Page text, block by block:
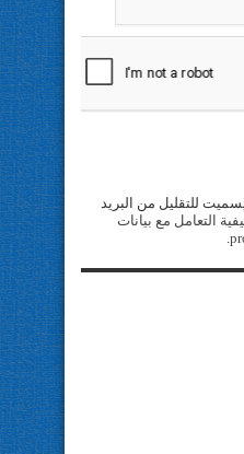
للتقليل من البريد
التعامل مع بيانات
.